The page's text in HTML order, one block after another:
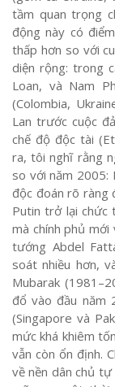
tầm quan trọng
động này có
thấp hơn so với
diện rộng: trong
Loan, và Nam
(Colombia,
Lan trước cuộc
chế độ độc tài
ra, tôi nghĩ rằng
so với năm 2005:
độc đoán rõ ràng
Putin trở lại chức
mà chính phủ
tướng Abdel
soát nhiều hơn,
Mubarak
đổ vào đầu năm
(Singapore và
mức khá khiêm
vẫn còn ổn định.
về nền dân chủ tự